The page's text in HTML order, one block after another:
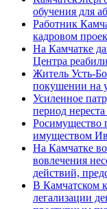
обучения для
Работник
кадровом
На Камчатке
Центра
Житель Усть-
покушении на
Усиленное
период нереста
Росимущество
имуществом
На Камчатке
вовлечения
действий,
В Камчатском
легализации